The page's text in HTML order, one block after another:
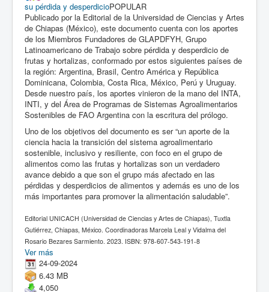
su pérdida y desperdicioPOPULAR
Publicado por la Editorial de la Universidad de Ciencias y Artes
de Chiapas (México), este documento cuenta con los aportes
de los Miembros Fundadores de GLAPDFYH, Grupo
Latinoamericano de Trabajo sobre pérdida y desperdicio de
frutas y hortalizas, conformado por estos siguientes países de
la región: Argentina, Brasil, Centro América y República
Dominicana, Colombia, Costa Rica, México, Perú y Uruguay.
Desde nuestro país, los aportes vinieron de la mano del INTA,
INTI, y del Área de Programas de Sistemas Agroalimentarios
Sostenibles de FAO Argentina con la escritura del prólogo.
Uno de los objetivos del documento es ser “un aporte de la
ciencia hacia la transición del sistema agroalimentario
sostenible, inclusivo y resiliente, con foco en el grupo de
alimentos como las frutas y hortalizas son un verdadero
avance debido a que son el grupo más afectado en las
pérdidas y desperdicios de alimentos y además es uno de los
más importantes para promover la alimentación saludable”.
Editorial UNICACH (Universidad de Ciencias y Artes de Chiapas), Tuxtla
Gutiérrez, Chiapas, México. Coordinadoras Marcela Leal y Vidalma del
Rosario Bezares Sarmiento. 2023. ISBN: 978-607-543-191-8
Ver más
24-09-2024
6.43 MB
4,050